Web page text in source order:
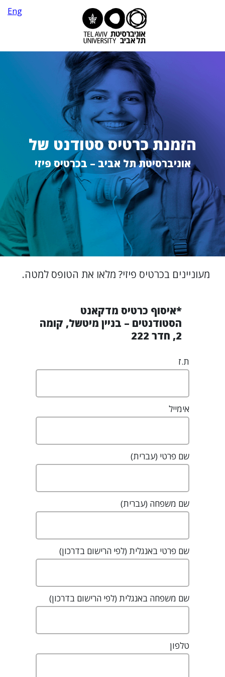
Eng
הזמנת כרטיס סטודנט של
אוניברסיטת תל אביב – בכרטיס פיזי
מעוניינים בכרטיס פיזי? מלאו את הטופס למטה.
*איסוף כרטיס מדקאנט
הסטודנטים – בניין מיטשל, קומה
2, חדר 222
ת.ז
אימייל
שם פרטי (עברית)
שם משפחה (עברית)
שם פרטי באנגלית (לפי הרישום בדרכון)
שם משפחה באנגלית (לפי הרישום בדרכון)
טלפון